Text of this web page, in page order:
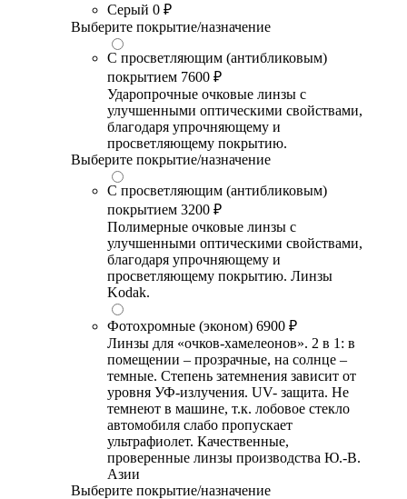
Серый 0 ₽
Выберите покрытие/назначение
С просветляющим (антибликовым)
покрытием 7600 ₽
Ударопрочные очковые линзы с
улучшенными оптическими свойствами,
благодаря упрочняющему и
просветляющему покрытию.
Выберите покрытие/назначение
С просветляющим (антибликовым)
покрытием 3200 ₽
Полимерные очковые линзы с
улучшенными оптическими свойствами,
благодаря упрочняющему и
просветляющему покрытию. Линзы
Kodak.
Фотохромные (эконом) 6900 ₽
Линзы для «очков-хамелеонов». 2 в 1: в
помещении – прозрачные, на солнце –
темные. Степень затемнения зависит от
уровня УФ-излучения. UV- защита. Не
темнеют в машине, т.к. лобовое стекло
автомобиля слабо пропускает
ультрафиолет. Качественные,
проверенные линзы производства Ю.-В.
Азии
Выберите покрытие/назначение